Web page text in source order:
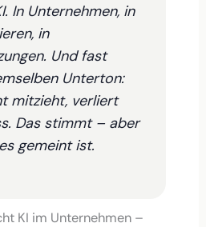
In Unternehmen, in
in
Und fast
Unterton:
mitzieht, verliert
Das stimmt – aber
gemeint ist.
KI im Unternehmen –